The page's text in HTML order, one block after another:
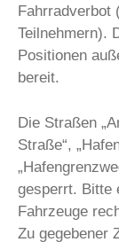
Fahrradverbot
Teilnehmern).
Positionen
bereit.
Die Straßen
Straße“,
gesperrt. Bitte
Fahrzeuge
Zu gegebener